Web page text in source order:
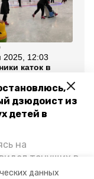
данных
дзюдоист из
детей в
на
тонущих в
на помощь. По
2025, 12:03
каток в
тыс. человек
катание